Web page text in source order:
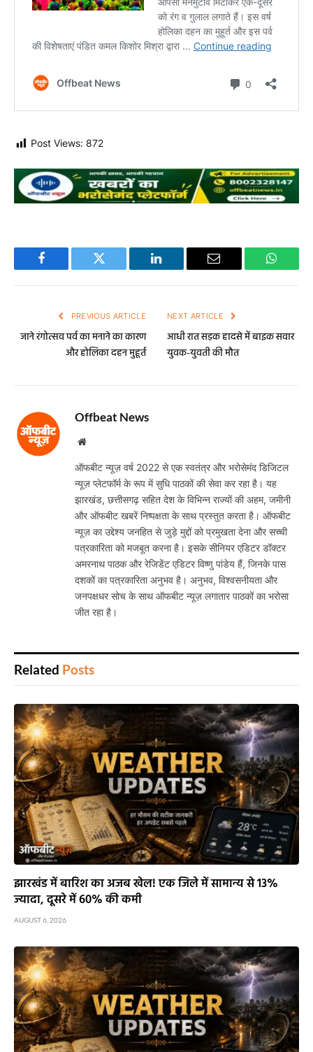
Post Views: 872
Facebook Twitter LinkedIn Email
PREVIOUS ARTICLE
जाने रंगोत्सव पर्व का मनाने का कारण
और होलिका दहन मुहूर्त
NEXT ARTICLE
आधी रात सड़क हादसे में बाइक सवार
युवक-युवती की मौत
Offbeat News
Website
ऑफबीट न्यूज़ वर्ष 2022 से एक स्वतंत्र और भरोसेमंद डिजिटल
न्यूज़ प्लेटफॉर्म के रूप में सुधि पाठकों की सेवा कर रहा है। यह
झारखंड, छत्तीसगढ़ सहित देश के विभिन्न राज्यों की अहम, जमीनी
और ऑफबीट खबरें निष्पक्षता के साथ प्रस्तुत करता है। ऑफबीट
न्यूज़ का उद्देश्य जनहित से जुड़े मुद्दों को प्रमुखता देना और सच्ची
पत्रकारिता को मजबूत करना है। इसके सीनियर एडिटर डॉक्टर
अमरनाथ पाठक और रेजिडेंट एडिटर विष्णु पांडेय हैं, जिनके पास
दशकों का पत्रकारिता अनुभव है। अनुभव, विश्वसनीयता और
जनपक्षधर सोच के साथ ऑफबीट न्यूज़ लगातार पाठकों का भरोसा
जीत रहा है।
Related Posts
झारखंड में बारिश का अजब खेल! एक जिले में सामान्य से 13%
ज्यादा, दूसरे में 60% की कमी
AUGUST 6, 2026